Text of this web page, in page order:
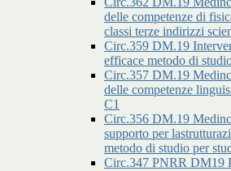
delle competenze di
classi terze indirizzi
Circ.359 DM.19
efficace metodo di
Circ.357 DM.19
delle competenze
C1
Circ.356 DM.19
supporto per
metodo di studio per
Circ.347 PNRR DM19